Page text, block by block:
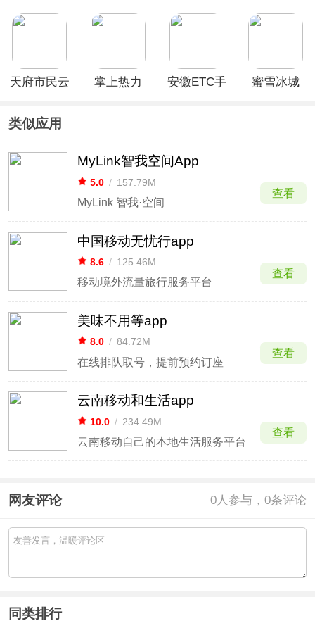
天府市民云
掌上热力
安徽ETC手
蜜雪冰城
类似应用
MyLink智我空间App
5.0 / 157.79M
MyLink 智我·空间
查看
中国移动无忧行app
8.6 / 125.46M
移动境外流量旅行服务平台
查看
美味不用等app
8.0 / 84.72M
在线排队取号，提前预约订座
查看
云南移动和生活app
10.0 / 234.49M
云南移动自己的本地生活服务平台
查看
网友评论 0人参与，0条评论
同类排行